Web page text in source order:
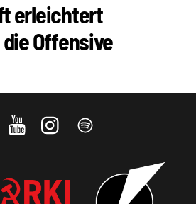
erleichtert
Offensive